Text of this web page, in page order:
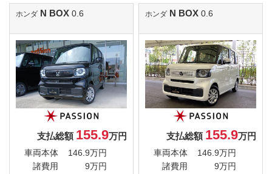
ホンダ N BOX0.6
支払総額 155.9万円
車両本体
146.9万円
諸費用
9万円
ホンダ N BOX0.6
支払総額 155.9万円
車両本体
146.9万円
諸費用
9万円